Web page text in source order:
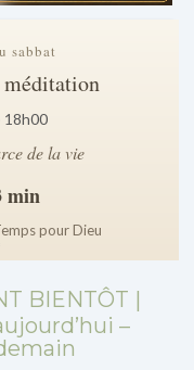
sabbat
18h00
de la vie
min
pour Dieu
BIENTÔT |
–